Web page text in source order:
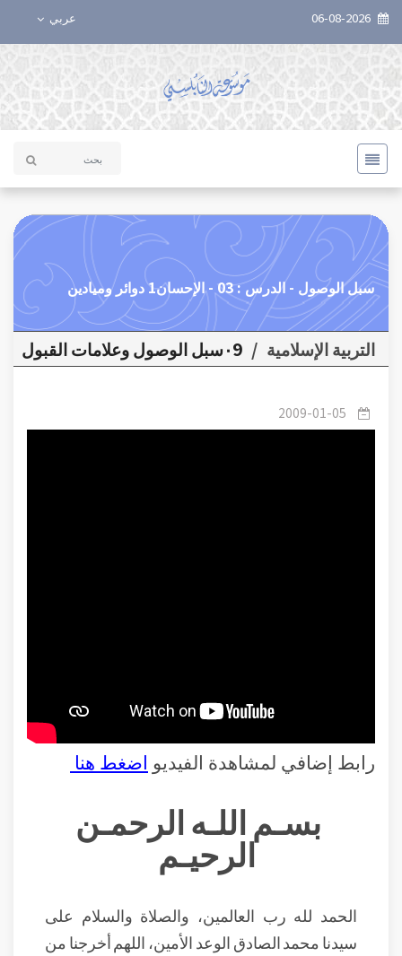
عربي
سبل الوصول - الدرس : 03 - الإحسان1 دوائر وميادين
الإحسان
التربية الإسلامية / ٠9سبل الوصول وعلامات القبول
2009-01-05
رابط إضافي لمشاهدة الفيديو اضغط هنا
بسـم اللـه الرحمـن
الرحيـم
الحمد لله رب العالمين، والصلاة والسلام على
سيدنا محمد الصادق الوعد الأمين، اللهم أخرجنا من